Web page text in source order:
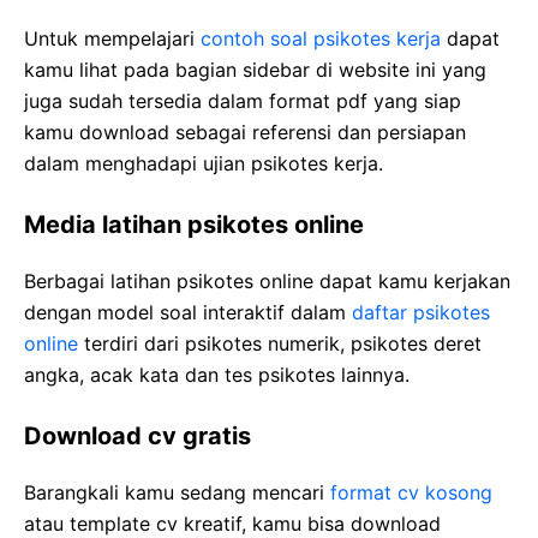
Untuk mempelajari contoh soal psikotes kerja dapat
kamu lihat pada bagian sidebar di website ini yang
juga sudah tersedia dalam format pdf yang siap
kamu download sebagai referensi dan persiapan
dalam menghadapi ujian psikotes kerja.
Media latihan psikotes online
Berbagai latihan psikotes online dapat kamu kerjakan
dengan model soal interaktif dalam daftar psikotes
online terdiri dari psikotes numerik, psikotes deret
angka, acak kata dan tes psikotes lainnya.
Download cv gratis
Barangkali kamu sedang mencari format cv kosong
atau template cv kreatif, kamu bisa download